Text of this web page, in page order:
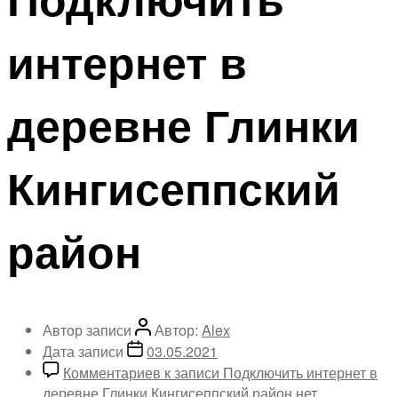
интернет в
деревне Глинки
Кингисеппский
район
Автор записи Автор: Alex
Дата записи
03.05.2021
Комментариев к записи Подключить интернет в